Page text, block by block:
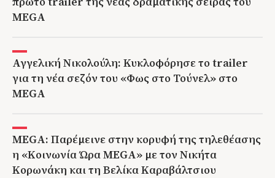
MEGA
Αγγελική Νικολούλη: Κυκλοφόρησε το trailer
για τη νέα σεζόν του «Φως στο Τούνελ» στο
MEGA
MEGA: Παρέμεινε στην κορυφή της τηλεθέασης
η «Κοινωνία Ώρα MEGA» με τον Νικήτα
Κορωνάκη και τη Βελίκα Καραβάλτσιου